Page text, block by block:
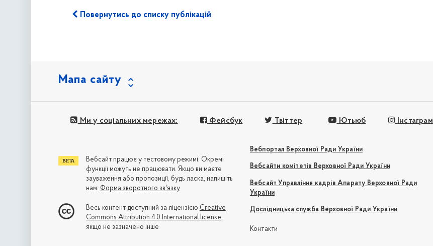
Повернутись до списку публікацій
Мапа сайту
Ми у соціальних мережах: Фейсбук Твіттер Ютьюб Інстаграм
Вебпортал Верховної Ради України
Вебсайти комітетів Верховної Ради України
Вебсайт Управління кадрів Апарату Верховної Ради
України
Дослідницька служба Верховної Ради України
Контакти
Вебсайт працює у тестовому режимі. Окремі
функції можуть не працювати. Якщо ви маєте
зауваження або пропозиції, будь ласка, напишіть
нам: Форма зворотного зв'язку
Весь контент доступний за ліцензією Creative
Commons Attribution 4.0 International license,
якщо не зазначено інше